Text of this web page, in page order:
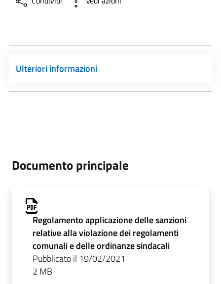
Ulteriori informazioni
Documento principale
Regolamento applicazione delle sanzioni
relative alla violazione dei regolamenti
comunali e delle ordinanze sindacali
Pubblicato il 19/02/2021
2 MB